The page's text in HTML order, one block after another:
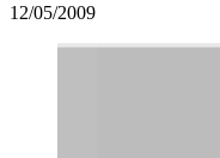
12/05/2009